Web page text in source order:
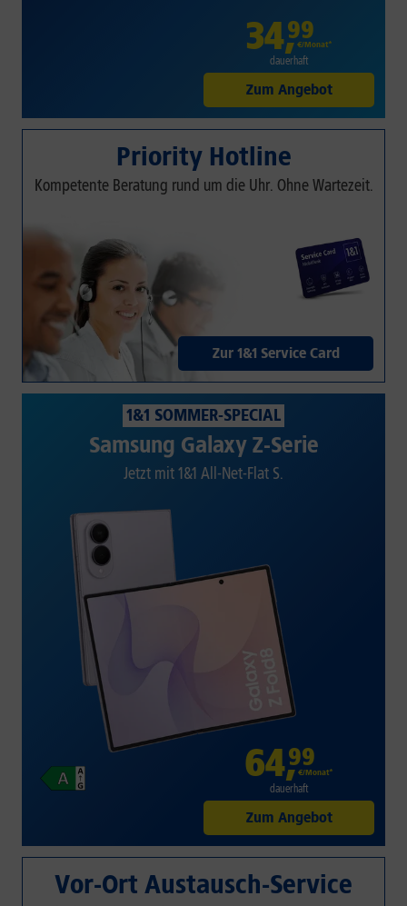
34,99
€/Monat*
dauerhaft
Zum Angebot
Priority Hotline
Kompetente Beratung rund um die Uhr. Ohne Wartezeit.
Zur 1&1 Service Card
1&1 SOMMER-SPECIAL
Samsung Galaxy Z-Serie
Jetzt mit 1&1 All-Net-Flat S.
64,99
€/Monat*
dauerhaft
Zum Angebot
Vor-Ort Austausch-Service